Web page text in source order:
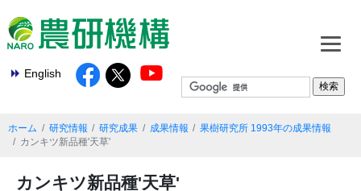
English
ホーム 研究情報 研究成果 成果情報
果樹研究所 1993年の成果情報
カンキツ新品種'天草'
カンキツ新品種'天草'